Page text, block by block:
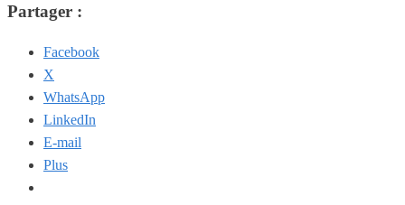
Partager :
Facebook
X
WhatsApp
LinkedIn
E-mail
Plus